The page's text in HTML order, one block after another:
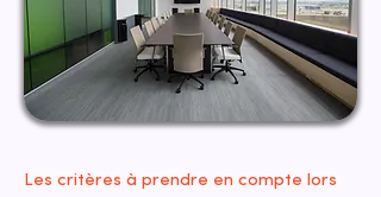
Les critères à prendre en compte lors